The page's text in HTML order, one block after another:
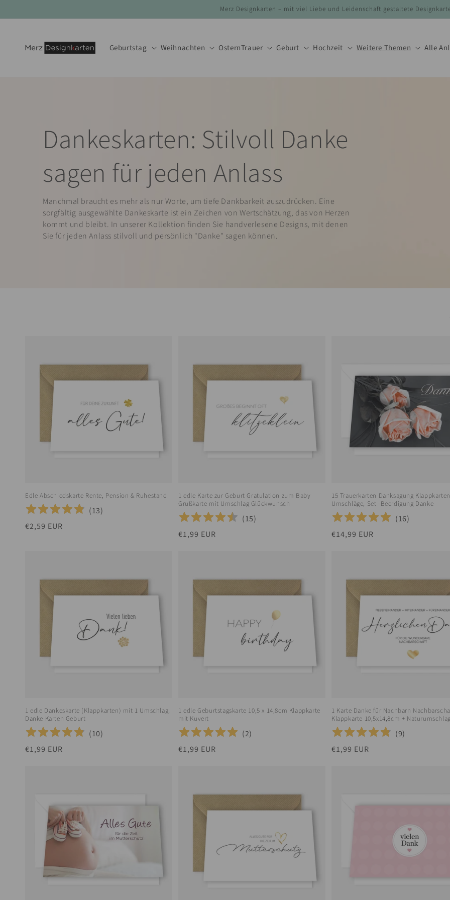
Inhalt
Merz Designkarten – mit viel Liebe und Leidenschaft gestaltete
Geburtstag Weihnachten OsternTrauer Geburt Hochzeit Weitere Themen Alle
Dankeskarten: Stilvoll Danke
sagen für jeden Anlass
Manchmal braucht es mehr als nur Worte, um tiefe Dankbarkeit auszudrücken. Eine
sorgfältig ausgewählte Dankeskarte ist ein Zeichen von Wertschätzung, das von Herzen
kommt und bleibt. In unserer Kollektion finden Sie handverlesene Designs, mit denen
Sie für jeden Anlass stilvoll und persönlich "Danke" sagen können.
Edle Abschiedskarte Rente, Pension & Ruhestand
(13)
Normaler
€2,59 EUR
1 edle Karte zur Geburt Gratulation zum Baby
Grußkarte mit Umschlag Glückwunsch
(15)
Normaler
€1,99 EUR
15 Trauerkarten Danksagung
Umschläge, Set -Beerdigung Danke
(16)
Normaler
€14,99 EUR
1 edle Dankeskarte (Klappkarten) mit 1 Umschlag,
Danke Karten Geburt
(10)
Normaler
€1,99 EUR
1 edle Geburtstagskarte 10,5 x 14,8cm Klappkarte
mit Kuvert
(2)
Normaler
€1,99 EUR
1 Karte Danke für Nachbarn
Klappkarte 10,5x14,8cm + Naturumschlag
(9)
Normaler
€1,99 EUR